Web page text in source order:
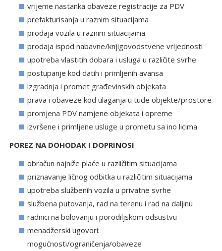
vrijeme nastanka obaveze registracije za PDV
prefakturisanja u raznim situacijama
prodaja vozila u raznim situacijama
prodaja ispod nabavne/knjigovodstvene vrijednosti
upotreba vlastitih dobara i usluga u različite svrhe
postupanje kod datih i primljenih avansa
izgradnja i promet građevinskih objekata
prava i obaveze kod ulaganja u tuđe objekte/prostore
promjena PDV namjene objekata i opreme
izvršene i primljene usluge u prometu sa ino licima
POREZ NA DOHODAK I DOPRINOSI
obračun najniže plaće u različitim situacijama
priznavanje ličnog odbitka u različitim situacijama
upotreba službenih vozila u privatne svrhe
službena putovanja, rad na terenu i rad na daljinu
radnici na bolovanju i porodiljskom odsustvu
menadžerski ugovori:
mogućnosti/ograničenja/obaveze